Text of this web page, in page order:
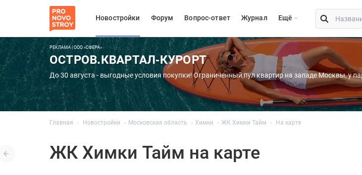
Новостройки Форум Вопрос-ответ Журнал Eщё
РЕКЛАМА | ООО «СФЕРА»
ОСТРОВ.КВАРТАЛ-КУРОРТ
До 30 августа - выгодные условия покупки! Ограниченный пул квартир на западе Москвы, у
Главная Новостройки Московская область Химки ЖК Химки Тайм На карте
ЖК Химки Тайм на карте